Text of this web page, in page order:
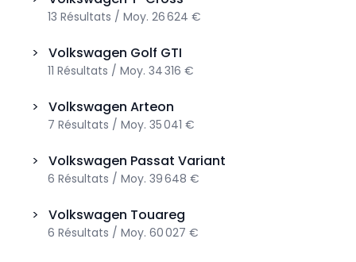
13 Résultats / Moy. 26 624 €
> Volkswagen Golf GTI
11 Résultats / Moy. 34 316 €
> Volkswagen Arteon
7 Résultats / Moy. 35 041 €
> Volkswagen Passat Variant
6 Résultats / Moy. 39 648 €
> Volkswagen Touareg
6 Résultats / Moy. 60 027 €